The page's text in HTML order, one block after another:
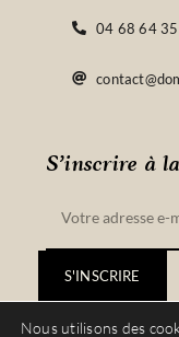
S’inscrire à
S'INSCRIRE
04 68 64
Nous utilisons des